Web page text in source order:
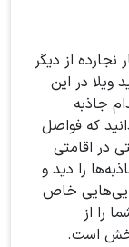
از دیگر
ویلا در این
جاذبه
که فواصل
در اقامتی
را دید و
خاص
را از
بخش است.